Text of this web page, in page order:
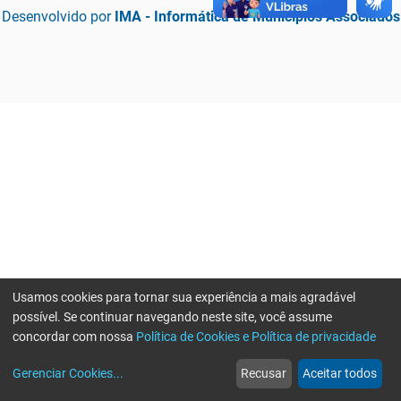
Desenvolvido por IMA - Informática de Municípios Associados
web
Notícias
more_horiz
Mais
Usamos cookies para tornar sua experiência a mais agradável
possível. Se continuar navegando neste site, você assume
concordar com nossa Política de Cookies e Política de privacidade
Gerenciar Cookies... Recusar Aceitar todos
Erro ao enviar informações, por favor tente novamente